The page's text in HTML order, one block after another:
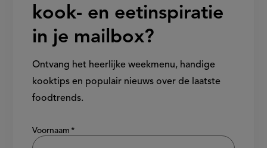
kook- en eetinspiratie
in je mailbox?
Ontvang het heerlijke weekmenu, handige
kooktips en populair nieuws over de laatste
foodtrends.
Show/hide
Voornaam